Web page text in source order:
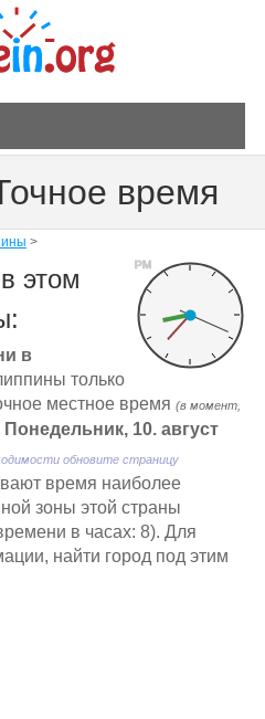
время
>
PM
этом
в
только
местное время (в момент,
Понедельник, 10. август
обновите страницу
время наиболее
зоны этой страны
в часах: 8). Для
найти город под этим